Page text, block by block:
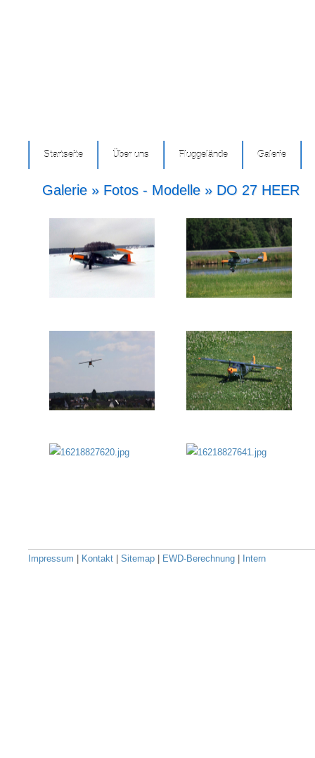
Startseite Über uns Fluggelände Galerie
Galerie » Fotos - Modelle » DO 27 HEER
Impressum Kontakt Sitemap EWD-Berechnung Intern